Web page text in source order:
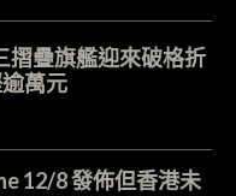
摺疊旗艦迎來破格折
萬元
12/8 發佈但香港未